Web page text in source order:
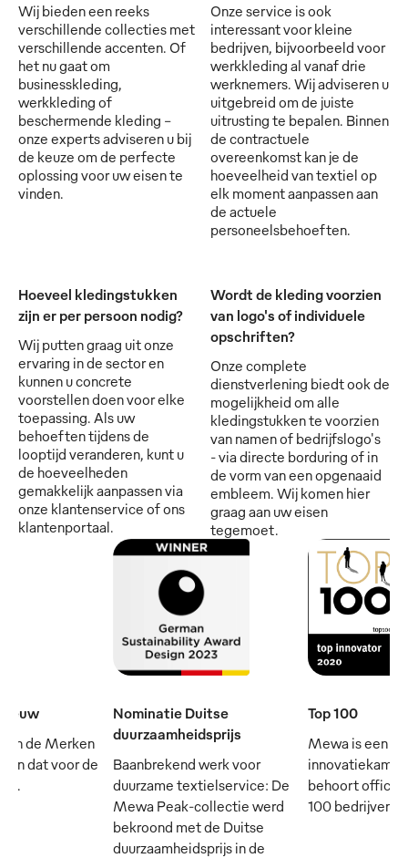
Wij bieden een reeks
verschillende collecties met
verschillende accenten. Of
het nu gaat om
businesskleding,
werkkleding of
beschermende kleding -
onze experts adviseren u bij
de keuze om de perfecte
oplossing voor uw eisen te
vinden.
Onze service is ook
interessant voor kleine
bedrijven, bijvoorbeeld voor
werkkleding al vanaf drie
werknemers. Wij adviseren u
uitgebreid om de juiste
uitrusting te bepalen. Binnen
de contractuele
overeenkomst kan je de
hoeveelheid van textiel op
elk moment aanpassen aan
de actuele
personeelsbehoeften.
Hoeveel kledingstukken
zijn er per persoon nodig?
Wij putten graag uit onze
ervaring in de sector en
kunnen u concrete
voorstellen doen voor elke
toepassing. Als uw
behoeften tijdens de
looptijd veranderen, kunt u
de hoeveelheden
gemakkelijk aanpassen via
onze klantenservice of ons
klantenportaal.
Wordt de kleding voorzien
van logo's of individuele
opschriften?
Onze complete
dienstverlening biedt ook de
mogelijkheid om alle
kledingstukken te voorzien
van namen of bedrijfslogo's
- via directe borduring of in
de vorm van een opgenaaid
embleem. Wij komen hier
graag aan uw eisen
tegemoet.
eeuw
de Merken
en dat voor de
rij.
Nominatie Duitse
duurzaamheidsprijs
Baanbrekend werk voor
duurzame textielservice: De
Mewa Peak-collectie werd
bekroond met de Duitse
duurzaamheidsprijs in de
Top 100
Mewa is een
behoort
100 bedrijven